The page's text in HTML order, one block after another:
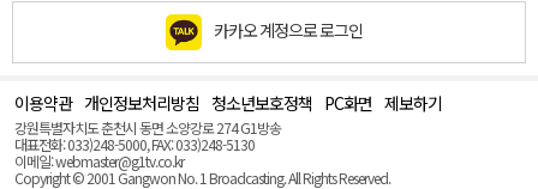
카카오 계정으로 로그인
이용약관 개인정보처리방침 청소년보호정책 PC화면 제보하기
강원특별자치도 춘천시 동면 소양강로 274 G1방송
대표전화: 033)248-5000, FAX: 033)248-5130
이메일: webmaster@g1tv.co.kr
Copyright © 2001 Gangwon No. 1 Broadcasting. All Rights Reserved.